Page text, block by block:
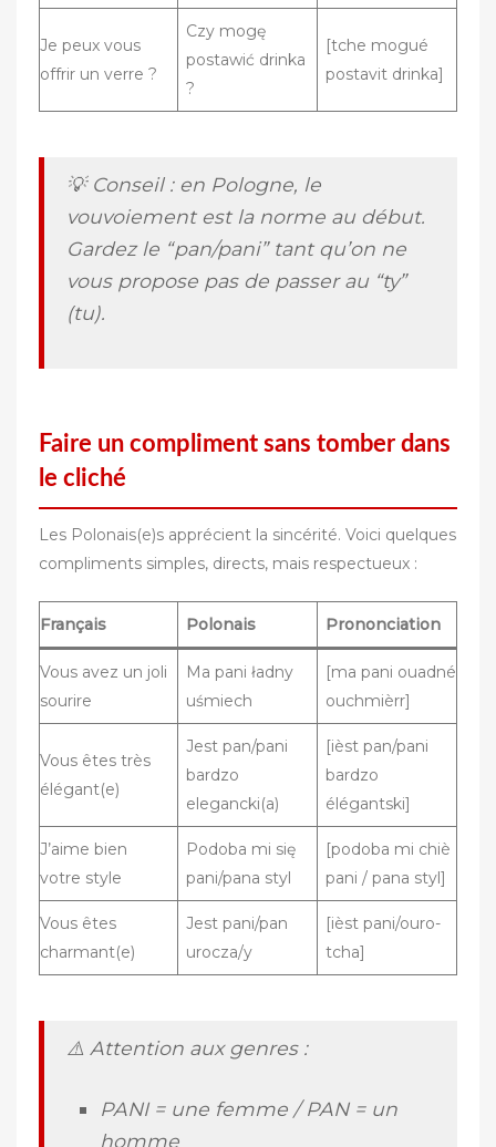
Je peux vous
offrir un verre ?
Czy mogę
postawić drinka
?
[tche mogué
postavit drinka]
💡 Conseil : en Pologne, le
vouvoiement est la norme au début.
Gardez le “pan/pani” tant qu’on ne
vous propose pas de passer au “ty”
(tu).
Faire un compliment sans tomber dans
le cliché
Les Polonais(e)s apprécient la sincérité. Voici quelques
compliments simples, directs, mais respectueux :
Français Polonais Prononciation
Vous avez un joli
sourire
Ma pani ładny
uśmiech
[ma pani ouadné
ouchmièrr]
Vous êtes très
élégant(e)
Jest pan/pani
bardzo
elegancki(a)
[ièst pan/pani
bardzo
élégantski]
J’aime bien
votre style
Podoba mi się
pani/pana styl
[podoba mi chiè
pani / pana styl]
Vous êtes
charmant(e)
Jest pani/pan
urocza/y
[ièst pani/ouro-
tcha]
⚠️ Attention aux genres :
PANI = une femme / PAN = un
homme